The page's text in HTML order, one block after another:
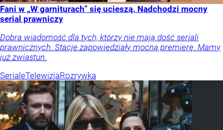
Fani w „W garniturach” się ucieszą. Nadchodzi mocny
serial prawniczy
Dobra wiadomość dla tych, którzy nie mają dość seriali
prawnicznych. Stacje zapowiedziały mocną premierę. Mamy
już zwiastun.
SerialeTelewizjaRozrywka